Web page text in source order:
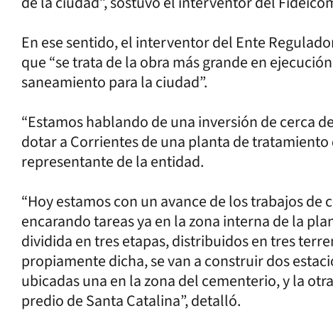
En ese sentido, el interventor del Ente
que “se trata de la obra más grande en
saneamiento para la ciudad”.
“Estamos hablando de una inversión de cerca
dotar a Corrientes de una planta de
representante de la entidad.
“Hoy estamos con un avance de los trabajos de
encarando tareas ya en la zona interna de la
dividida en tres etapas, distribuidos en tres
propiamente dicha, se van a construir dos
ubicadas una en la zona del cementerio, y la
predio de Santa Catalina”, detalló.